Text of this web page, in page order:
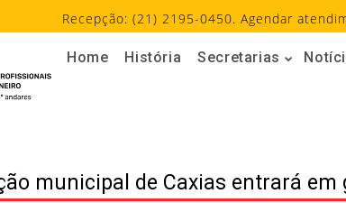
Recepção: (21) 2195-0450. Agendar
Home História Secretarias
municipal de Caxias entrará